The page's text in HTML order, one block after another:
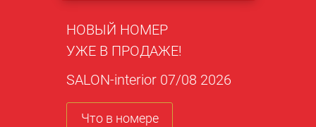
НОВЫЙ НОМЕР
УЖЕ В ПРОДАЖЕ!
SALON-interior 07/08 2026
Что в номере